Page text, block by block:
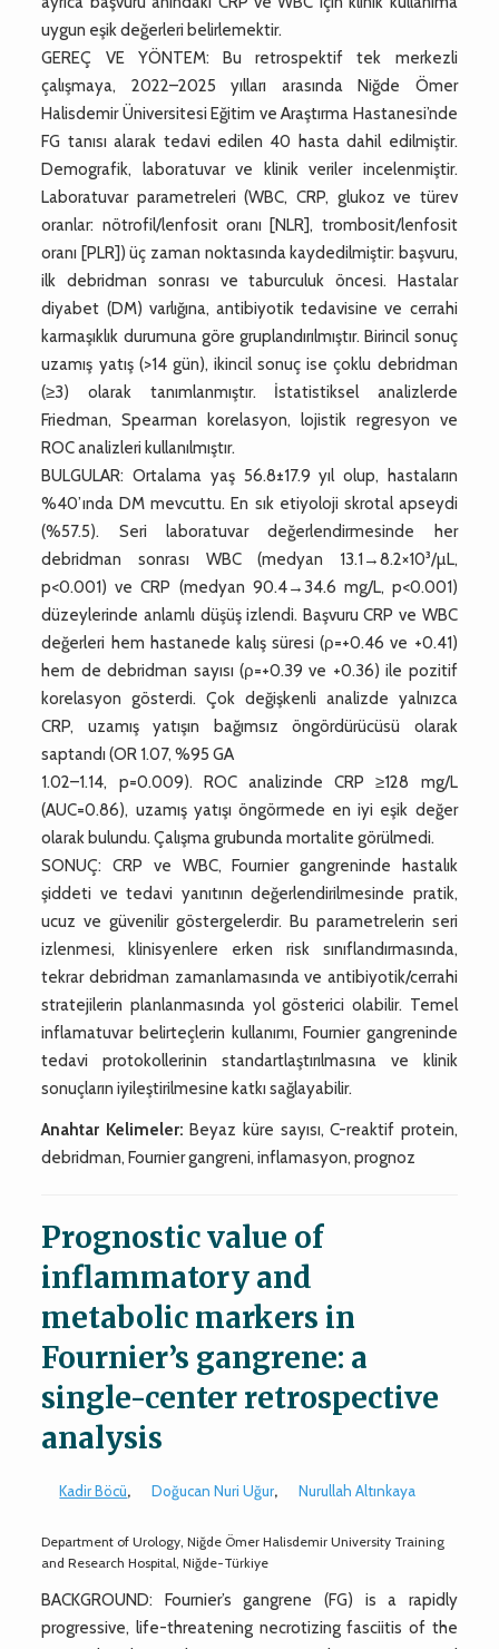
uygun eşik değerleri belirlemektir.
GEREÇ VE YÖNTEM: Bu retrospektif tek merkezli
çalışmaya, 2022–2025 yılları arasında Niğde Ömer
Halisdemir Üniversitesi Eğitim ve Araştırma Hastanesi’nde
FG tanısı alarak tedavi edilen 40 hasta dahil edilmiştir.
Demografik, laboratuvar ve klinik veriler incelenmiştir.
Laboratuvar parametreleri (WBC, CRP, glukoz ve türev
oranlar: nötrofil/lenfosit oranı [NLR], trombosit/lenfosit
oranı [PLR]) üç zaman noktasında kaydedilmiştir: başvuru,
ilk debridman sonrası ve taburculuk öncesi. Hastalar
diyabet (DM) varlığına, antibiyotik tedavisine ve cerrahi
karmaşıklık durumuna göre gruplandırılmıştır. Birincil sonuç
uzamış yatış (>14 gün), ikincil sonuç ise çoklu debridman
(≥3) olarak tanımlanmıştır. İstatistiksel analizlerde
Friedman, Spearman korelasyon, lojistik regresyon ve
ROC analizleri kullanılmıştır.
BULGULAR: Ortalama yaş 56.8±17.9 yıl olup, hastaların
%40’ında DM mevcuttu. En sık etiyoloji skrotal apseydi
(%57.5). Seri laboratuvar değerlendirmesinde her
debridman sonrası WBC (medyan 13.1→8.2×10³/µL,
p<0.001) ve CRP (medyan 90.4→34.6 mg/L, p<0.001)
düzeylerinde anlamlı düşüş izlendi. Başvuru CRP ve WBC
değerleri hem hastanede kalış süresi (ρ=+0.46 ve +0.41)
hem de debridman sayısı (ρ=+0.39 ve +0.36) ile pozitif
korelasyon gösterdi. Çok değişkenli analizde yalnızca
CRP, uzamış yatışın bağımsız öngördürücüsü olarak
saptandı (OR 1.07, %95 GA
1.02–1.14, p=0.009). ROC analizinde CRP ≥128 mg/L
(AUC=0.86), uzamış yatışı öngörmede en iyi eşik değer
olarak bulundu. Çalışma grubunda mortalite görülmedi.
SONUÇ: CRP ve WBC, Fournier gangreninde hastalık
şiddeti ve tedavi yanıtının değerlendirilmesinde pratik,
ucuz ve güvenilir göstergelerdir. Bu parametrelerin seri
izlenmesi, klinisyenlere erken risk sınıflandırmasında,
tekrar debridman zamanlamasında ve antibiyotik/cerrahi
stratejilerin planlanmasında yol gösterici olabilir. Temel
inflamatuvar belirteçlerin kullanımı, Fournier gangreninde
tedavi protokollerinin standartlaştırılmasına ve klinik
sonuçların iyileştirilmesine katkı sağlayabilir.
Anahtar Kelimeler: Beyaz küre sayısı, C-reaktif protein,
debridman, Fournier gangreni, inflamasyon, prognoz
Prognostic value of
inflammatory and
metabolic markers in
Fournier’s gangrene: a
single-center retrospective
analysis
Kadir Böcü, Doğucan Nuri Uğur, Nurullah Altınkaya
Department of Urology, Niğde Ömer Halisdemir University Training
and Research Hospital, Niğde-Türkiye
BACKGROUND: Fournier’s gangrene (FG) is a rapidly
progressive, life-threatening necrotizing fasciitis of the